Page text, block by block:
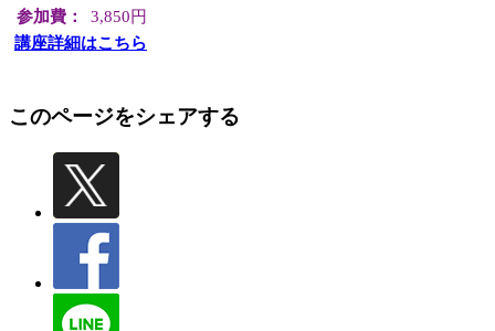
参加費：
3,850円
講座詳細はこちら
このページをシェアする